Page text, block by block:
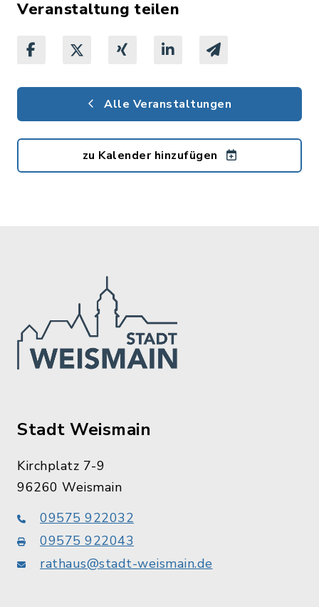
Veranstaltung teilen
Alle Veranstaltungen
zu Kalender hinzufügen
Stadt Weismain
Kirchplatz 7-9
96260 Weismain
09575 922032
09575 922043
rathaus@stadt-weismain.de